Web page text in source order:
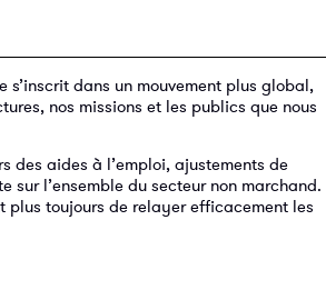
s’inscrit dans un mouvement plus global,
nos missions et les publics que nous
des aides à l’emploi, ajustements de
l’ensemble du secteur non marchand.
plus toujours de relayer efficacement les